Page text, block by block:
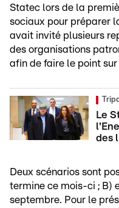
Statec lors de la
sociaux pour préparer
avait invité plusieurs
des organisations
afin de faire le point
Le
des
Deux scénarios sont
termine ce mois-ci ; B)
septembre. Pour le